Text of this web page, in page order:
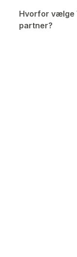
Hvorfor vælge
partner?